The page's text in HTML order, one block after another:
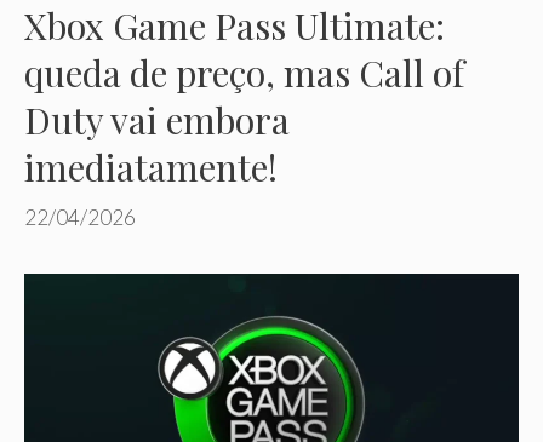
Xbox Game Pass Ultimate:
queda de preço, mas Call of
Duty vai embora
imediatamente!
22/04/2026